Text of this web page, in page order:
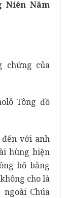
Niên Năm
chứng của
Tông đồ
với anh
hùng biện
bố bằng
cho là
Chúa